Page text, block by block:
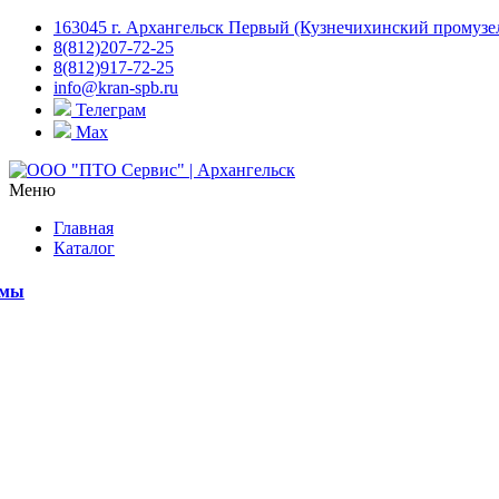
163045 г. Архангельск Первый (Кузнечихинский
8(812)207-72-25
8(812)917-72-25
info@kran-spb.ru
Телеграм
Max
Меню
Главная
Каталог